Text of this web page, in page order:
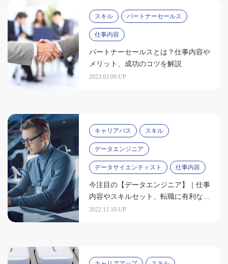
スキル パートナーセールス
仕事内容
パートナーセールスとは？仕事内容や
メリット、成功のコツを解説
2023.03.09 UP
キャリアパス スキル
データエンジニア
データサイエンティスト 仕事内容
今注目の【データエンジニア】｜仕事
内容やスキルセット、転職に有利な資
格を紹介
2022.11.10 UP